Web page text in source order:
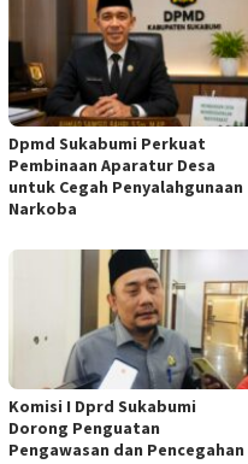
Dpmd Sukabumi Perkuat
Pembinaan Aparatur Desa
untuk Cegah Penyalahgunaan
Narkoba
Komisi I Dprd Sukabumi
Dorong Penguatan
Pengawasan dan Pencegahan